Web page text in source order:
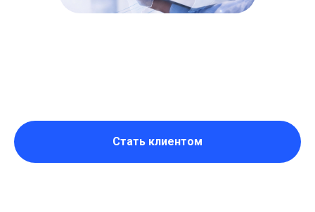
Стать клиентом